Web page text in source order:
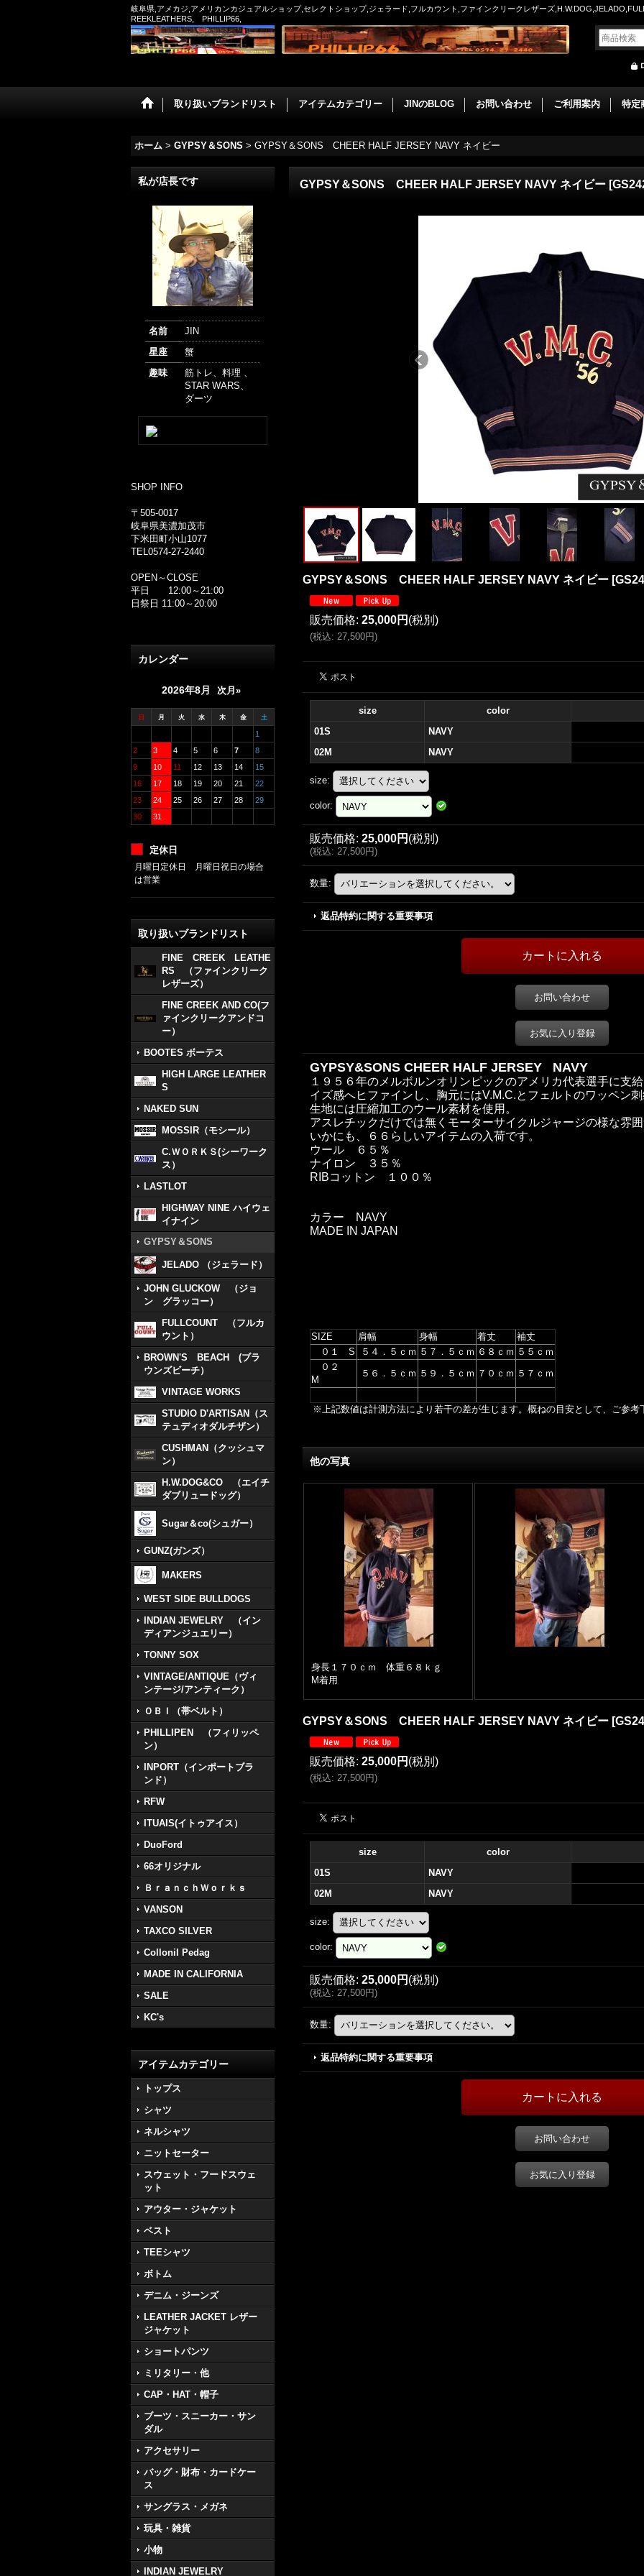
岐阜県,アメカジ,アメリカンカジュアルショップ,セレクトショップ,ジェラード,フルカウント,ファインクリークレザーズ
REEKLEATHERS, PHILLIP66,
取り扱いブランドリスト アイテムカテゴリー JINのBLOG お問い合わせ ご利用案内 特定
ホーム > GYPSY＆SONS > GYPSY＆SONS CHEER HALF JERSEY NAVY ネイビー
私が店長です
名前
JIN
星座
蟹
趣味
筋トレ、料理 、
STAR WARS、
ダーツ
SHOP INFO
〒505-0017
岐阜県美濃加茂市
下米田町小山1077
TEL0574-27-2440
OPEN～CLOSE
平日 12:00～21:00
日祭日 11:00～20:00
カレンダー
2026年8月 次月»
日 月 火 水 木 金 土
1
2
3 4 5 6 7
8
9
10 11 12 13 14
15
16
17 18 19 20 21
22
23
24 25 26 27 28
29
30
31
定休日
月曜日定休日 月曜日祝日の場合
は営業
取り扱いブランドリスト
FINE CREEK LEATHE
RS （ファインクリーク
レザーズ）
FINE CREEK AND CO(フ
ァインクリークアンドコ
ー）
BOOTES ボーテス
HIGH LARGE LEATHER
S
NAKED SUN
MOSSIR（モシール）
C.ＷＯＲＫＳ(シーワーク
ス）
LASTLOT
HIGHWAY NINE ハイウェ
イナイン
GYPSY＆SONS
JELADO （ジェラード）
JOHN GLUCKOW （ジョ
ン グラッコー）
FULLCOUNT （フルカ
ウント）
BROWN'S BEACH (ブラ
ウンズビーチ）
VINTAGE WORKS
STUDIO D'ARTISAN（ス
テュディオダルチザン）
CUSHMAN（クッシュマ
ン）
H.W.DOG&CO （エイチ
ダブリュードッグ）
Sugar＆co(シュガー）
GUNZ(ガンズ）
MAKERS
WEST SIDE BULLDOGS
INDIAN JEWELRY （イン
ディアンジュエリー）
TONNY SOX
VINTAGE/ANTIQUE（ヴィ
ンテージ/アンティーク）
ＯＢＩ（帯ベルト）
PHILLIPEN （フィリッペ
ン）
INPORT（インポートブラ
ンド）
RFW
ITUAIS(イトゥアイス）
DuoFord
66オリジナル
ＢｒａｎｃｈＷｏｒｋｓ
VANSON
TAXCO SILVER
Collonil Pedag
MADE IN CALIFORNIA
SALE
KC's
アイテムカテゴリー
トップス
シャツ
ネルシャツ
ニットセーター
スウェット・フードスウェ
ット
アウター・ジャケット
ベスト
TEEシャツ
ボトム
デニム・ジーンズ
LEATHER JACKET レザー
ジャケット
ショートパンツ
ミリタリー・他
CAP・HAT・帽子
ブーツ・スニーカー・サン
ダル
アクセサリー
バッグ・財布・カードケー
ス
サングラス・メガネ
玩具・雑貨
小物
INDIAN JEWELRY
GYPSY＆SONS CHEER HALF JERSEY NAVY ネイビー [
GYPSY＆SONS CHEER HALF JERSEY NAVY ネイビー [
販売価格: 25,000円 (税別)
(税込: 27,500円)
size
color
01S
NAVY
02M
NAVY
size:
color:
販売価格: 25,000円 (税別)
(税込: 27,500円)
数量:
返品特約に関する重要事項
お問い合わせ
お気に入り登録
GYPSY&SONS CHEER HALF JERSEY NAVY
１９５６年のメルボルンオリンピックのアメリカ代表選手に支
イズ感へヒファインし、胸元にはV.M.C.とフェルトのワッペン
生地には圧縮加工のウール素材を使用。
アスレチックだけでは無くモーターサイクルジャージの様な雰
いかにも、６６らしいアイテムの入荷です。
ウール ６５％
ナイロン ３５％
RIBコットン １００％
カラー NAVY
MADE IN JAPAN
SIZE 肩幅 身幅 着丈
袖丈
０１ S
５４．５ｃｍ ５７．５ｃｍ ６８ｃｍ ５５ｃｍ
０２
M
５６．５ｃｍ ５９．５ｃｍ ７０ｃｍ ５７ｃｍ
※上記数値は計測方法により若干の差が生じます。概ねの目安として、ご参考
他の写真
身長１７０ｃｍ 体重６８ｋｇ
M着用
GYPSY＆SONS CHEER HALF JERSEY NAVY ネイビー [
販売価格: 25,000円 (税別)
(税込: 27,500円)
size
color
01S
NAVY
02M
NAVY
size:
color:
販売価格: 25,000円 (税別)
(税込: 27,500円)
数量:
返品特約に関する重要事項
お問い合わせ
お気に入り登録